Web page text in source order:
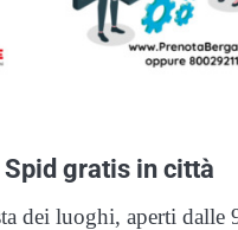
gratis in città
dei luoghi, aperti dalle